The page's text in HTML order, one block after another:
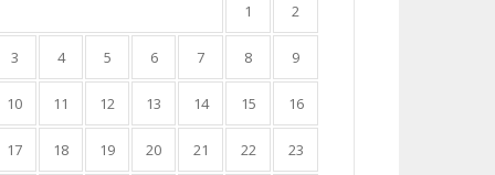
1 2
3 4 5 6 7 8 9
10 11 12 13 14 15 16
17 18 19 20 21 22 23